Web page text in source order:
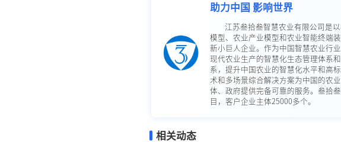
助力中国 影响世界
江苏叁拾叁智慧农业有限公司是
模型、农业产业模型和农业智能终端
新小巨人企业。作为中国智慧农业行
现代农业生产的智慧化生态管理体系
系，提升中国农业的智慧化水平和高
术和多场景综合解决方案为中国的农
体、政府提供完备可靠的服务。叁拾
目，客户企业主体25000多个。
相关动态